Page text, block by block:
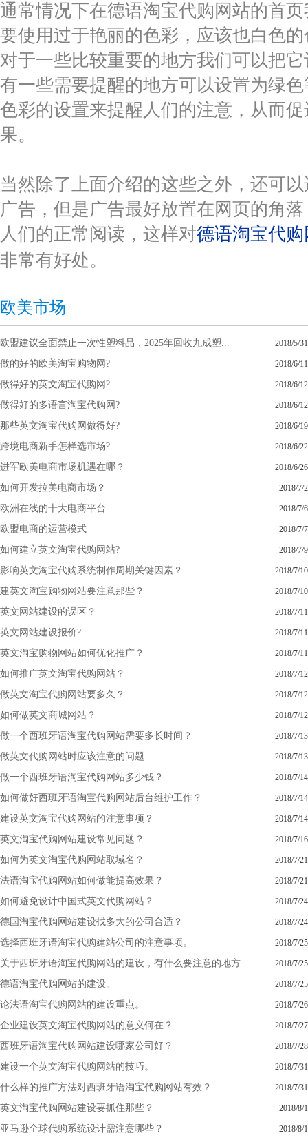
通常情况下在德语淘宝代购网站的首
要使用过于艳丽的色彩，应该也白色
对于一些比较重要的地方我们可以把
有一些需要提醒的地方可以设置为绿
色彩的设置来提醒人们的注意，从而
果。
当然除了上面介绍的这些之外，还可
广告，但是广告最好放置在网页的角
人们的正常阅读，这样对德语淘宝代
非常有好处。
欧美市场
欧盟建议全面禁止一次性塑料品，2025年回收九成塑... 2018/5/31
做的好的欧美淘宝购物网? 2018/6/11
做得好的英文淘宝代购网? 2018/6/12
做得好的多语言淘宝代购网? 2018/6/12
那些英文淘宝代购网做得好? 2018/6/19
跨境电商新手怎样选市场? 2018/6/22
进军欧美电商市场机遇在哪？ 2018/6/26
如何开发拉美电商市场？ 2018/7/2
欧洲在线的十大电商平台 2018/7/6
欧盟电商的运营模式 2018/7/7
如何建立英文淘宝代购网站? 2018/7/9
影响英文淘宝代购系统制作周期关键因素？ 2018/7/10
建英文淘宝购物网站要注意那些？ 2018/7/10
英文网站建设的误区？ 2018/7/11
英文网站建设报价? 2018/7/11
英文淘宝购物网站如何优化推广？ 2018/7/11
如何推广英文淘宝代购网站？ 2018/7/12
做英文淘宝代购网站要多久？ 2018/7/12
如何做英文商城网站？ 2018/7/12
做一个西班牙语淘宝代购网站需要多长时间？ 2018/7/13
做英文代购网站时应该注意的问题 2018/7/13
做一个西班牙语淘宝代购网站多少钱？ 2018/7/14
如何做好西班牙语淘宝代购网站后台维护工作？ 2018/7/14
建设英文淘宝代购网站的注意事项？ 2018/7/14
英文淘宝代购网站建设常见问题？ 2018/7/16
如何为英文淘宝代购网站取域名？ 2018/7/21
法语淘宝代购网站如何做能提高效果？ 2018/7/21
如何避免设计中国式英文代购网站？ 2018/7/24
德国淘宝代购网站建设找多大的公司合适？ 2018/7/24
选择西班牙语淘宝代购建站公司的注意事项。 2018/7/25
关于西班牙语淘宝代购网站的建设，有什么要注意的地方... 2018/7/25
德语淘宝代购网站的建设。 2018/7/25
论法语淘宝代购网站的建设重点。 2018/7/26
企业建设英文淘宝代购网站的意义何在？ 2018/7/27
西班牙语淘宝代购网站建设哪家公司好？ 2018/7/28
建设一个英文淘宝代购网站的技巧。 2018/7/31
什么样的推广方法对西班牙语淘宝代购网站有效？ 2018/7/31
英文淘宝代购网站建设要抓住那些？ 2018/8/1
亚马逊全球代购系统设计需注意哪些？ 2018/8/1